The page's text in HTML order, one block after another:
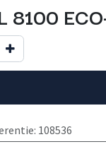
8100
: 108536